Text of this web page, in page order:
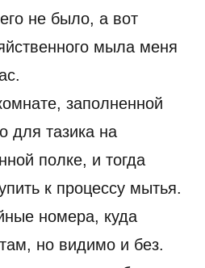
не было, а вот
мыла меня
заполненной
для тазика на
полке, и тогда
к процессу мытья.
номера, куда
но видимо и без.